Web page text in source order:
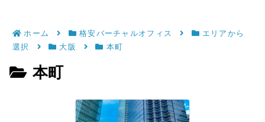
ホーム 格安バーチャルオフィス
エリアから
選択
大阪 本町
本町